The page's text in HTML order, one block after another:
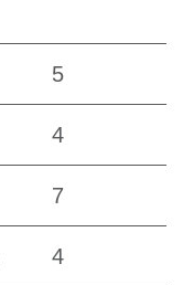
5
4
7
4